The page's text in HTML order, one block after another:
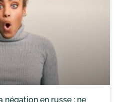
en russe : ne